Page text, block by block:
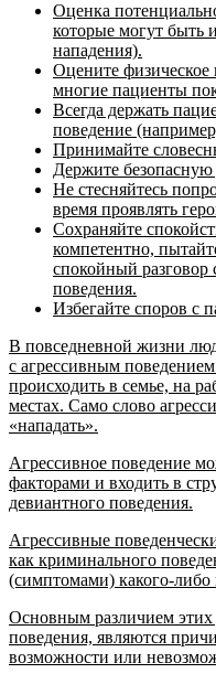
Оценка
которые могут быть
нападения).
Оцените физическое
многие пациенты
Всегда держать
поведение
Принимайте
Держите
Не стесняйтесь
время проявлять
Сохраняйте
компетентно,
спокойный разговор
поведения.
Избегайте споров с
В повседневной жизни
с агрессивным
происходить в семье, на
местах. Само слово
«нападать».
Агрессивное поведение
факторами и входить в
девиантного поведения.
Агрессивные
как криминального
(симптомами) какого-либо
Основным различием этих
поведения, являются
возможности или